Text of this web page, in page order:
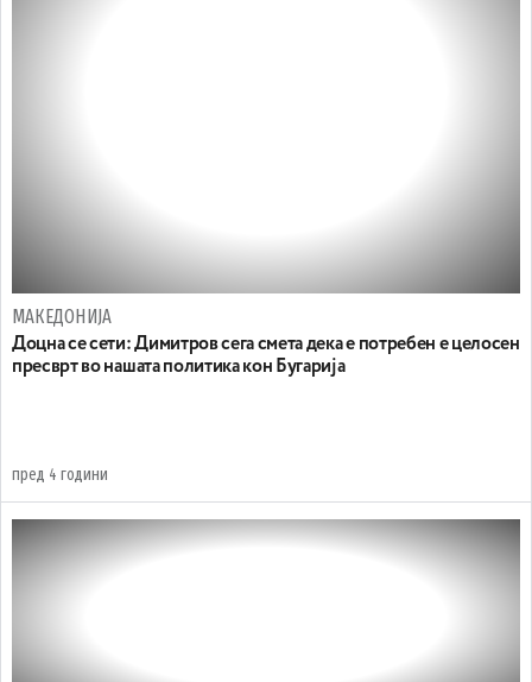
МАКЕДОНИЈА
Доцна се сети: Димитров сега смета дека е потребен e целосен
пресврт во нашата политика кон Бугарија
пред 4 години